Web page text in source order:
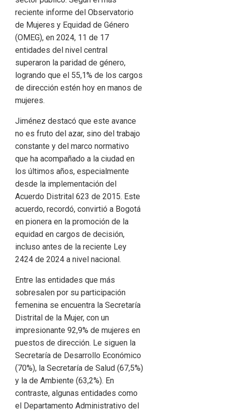
reciente informe del Observatorio
de Mujeres y Equidad de Género
(OMEG), en 2024, 11 de 17
entidades del nivel central
superaron la paridad de género,
logrando que el 55,1% de los cargos
de dirección estén hoy en manos de
mujeres.
Jiménez destacó que este avance
no es fruto del azar, sino del trabajo
constante y del marco normativo
que ha acompañado a la ciudad en
los últimos años, especialmente
desde la implementación del
Acuerdo Distrital 623 de 2015. Este
acuerdo, recordó, convirtió a Bogotá
en pionera en la promoción de la
equidad en cargos de decisión,
incluso antes de la reciente Ley
2424 de 2024 a nivel nacional.
Entre las entidades que más
sobresalen por su participación
femenina se encuentra la Secretaría
Distrital de la Mujer, con un
impresionante 92,9% de mujeres en
puestos de dirección. Le siguen la
Secretaría de Desarrollo Económico
(70%), la Secretaría de Salud (67,5%)
y la de Ambiente (63,2%). En
contraste, algunas entidades como
el Departamento Administrativo del